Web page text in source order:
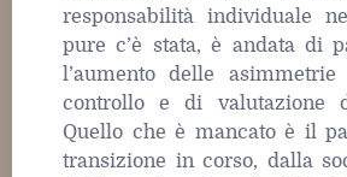
responsabilità individuale
pure c’è stata, è andata di
l’aumento delle
controllo e di valutazione
Quello che è mancato è il
transizione in corso, dalla